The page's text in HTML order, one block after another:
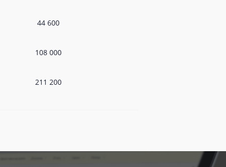
44 600
108 000
211 200